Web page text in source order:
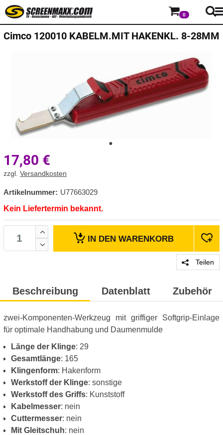
0
Cimco 120010 KABELM.MIT HAKENKL. 8-28MM
17,80 €
zzgl. Versandkosten
Artikelnummer: U77663029
Kein Liefertermin bekannt.
IN DEN WARENKORB
Teilen
Beschreibung Datenblatt Zubehör
zwei-Komponenten-Werkzeug mit griffiger Softgrip-Einlage
für optimale Handhabung und Daumenmulde
Länge der Klinge: 29
Gesamtlänge: 165
Klingenform: Hakenform
Werkstoff der Klinge: sonstige
Werkstoff des Griffs: Kunststoff
Kabelmesser: nein
Cuttermesser: nein
Mit Gleitschuh: nein